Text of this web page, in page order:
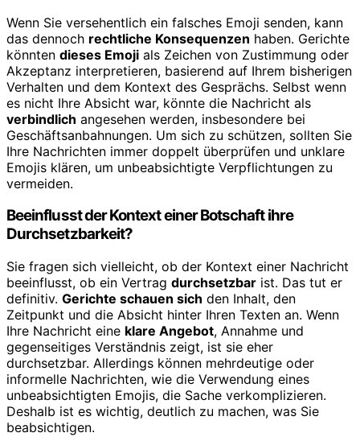
Wenn Sie versehentlich ein falsches Emoji senden, kann
das dennoch rechtliche Konsequenzen haben. Gerichte
könnten dieses Emoji als Zeichen von Zustimmung oder
Akzeptanz interpretieren, basierend auf Ihrem bisherigen
Verhalten und dem Kontext des Gesprächs. Selbst wenn
es nicht Ihre Absicht war, könnte die Nachricht als
verbindlich angesehen werden, insbesondere bei
Geschäftsanbahnungen. Um sich zu schützen, sollten Sie
Ihre Nachrichten immer doppelt überprüfen und unklare
Emojis klären, um unbeabsichtigte Verpflichtungen zu
vermeiden.
Beeinflusst der Kontext einer Botschaft ihre
Durchsetzbarkeit?
Sie fragen sich vielleicht, ob der Kontext einer Nachricht
beeinflusst, ob ein Vertrag durchsetzbar ist. Das tut er
definitiv. Gerichte schauen sich den Inhalt, den
Zeitpunkt und die Absicht hinter Ihren Texten an. Wenn
Ihre Nachricht eine klare Angebot, Annahme und
gegenseitiges Verständnis zeigt, ist sie eher
durchsetzbar. Allerdings können mehrdeutige oder
informelle Nachrichten, wie die Verwendung eines
unbeabsichtigten Emojis, die Sache verkomplizieren.
Deshalb ist es wichtig, deutlich zu machen, was Sie
beabsichtigen.